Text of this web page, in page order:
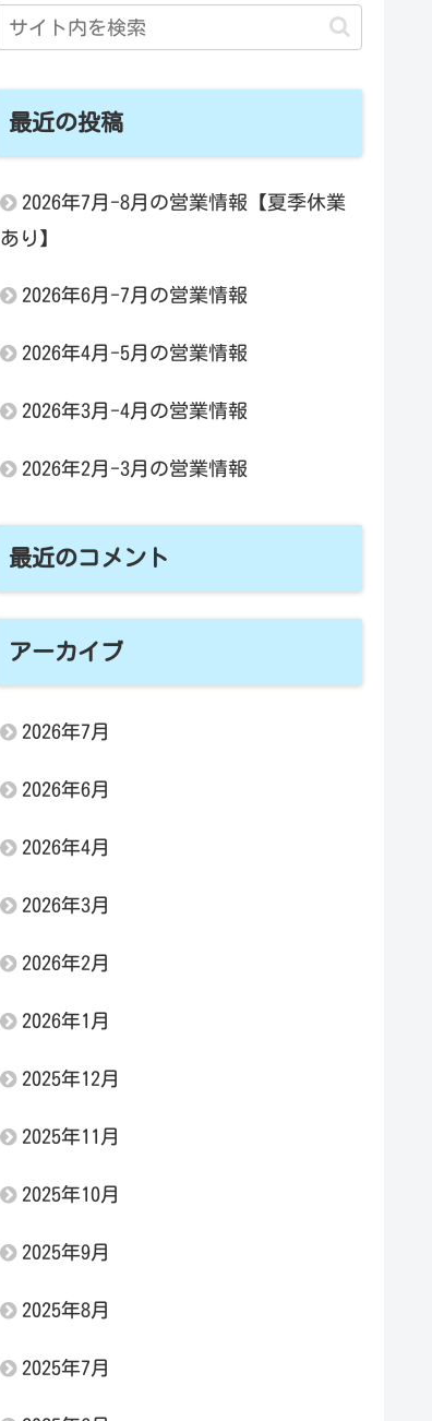
最近の投稿
2026年7月-8月の営業情報【夏季休業
あり】
2026年6月-7月の営業情報
2026年4月-5月の営業情報
2026年3月-4月の営業情報
2026年2月-3月の営業情報
最近のコメント
アーカイブ
2026年7月
2026年6月
2026年4月
2026年3月
2026年2月
2026年1月
2025年12月
2025年11月
2025年10月
2025年9月
2025年8月
2025年7月